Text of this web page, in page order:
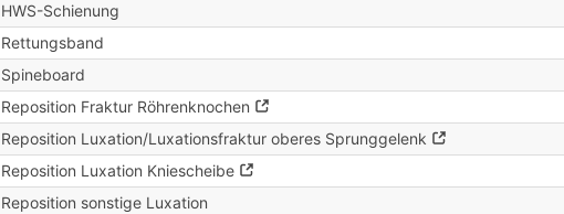
HWS-Schienung
Rettungsband
Spineboard
Reposition Fraktur Röhrenknochen
Reposition Luxation/Luxationsfraktur oberes Sprunggelenk
Reposition Luxation Kniescheibe
Reposition sonstige Luxation